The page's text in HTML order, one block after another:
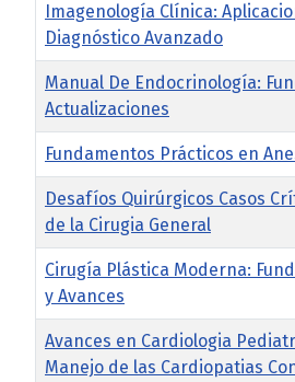
Imagenología Clínica:
Diagnóstico Avanzado
Manual De Endocrinología:
Actualizaciones
Fundamentos Prácticos en
Desafíos Quirúrgicos Casos
de la Cirugia General
Cirugía Plástica Moderna:
y Avances
Avances en Cardiologia
Manejo de las Cardiopatias